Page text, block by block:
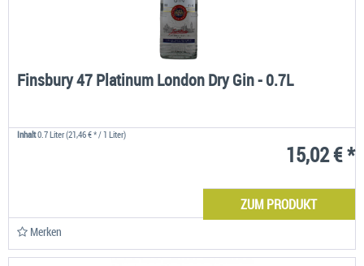
Finsbury 47 Platinum London Dry Gin - 0.7L
Inhalt0.7 Liter(21,46 € * / 1 Liter)
15,02 € *
ZUM PRODUKT
Merken